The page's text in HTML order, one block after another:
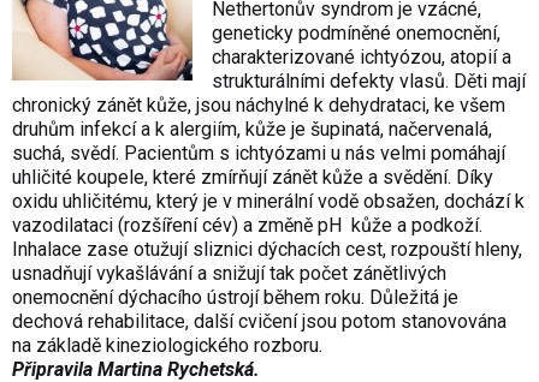
Nethertonův syndrom je vzácné,
geneticky podmíněné onemocnění,
charakterizované ichtyózou, atopií a
strukturálními defekty vlasů. Děti mají
chronický zánět kůže, jsou náchylné k dehydrataci, ke všem
druhům infekcí a k alergiím, kůže je šupinatá, načervenalá,
suchá, svědí. Pacientům s ichtyózami u nás velmi pomáhají
uhličité koupele, které zmírňují zánět kůže a svědění. Díky
oxidu uhličitému, který je v minerální vodě obsažen, dochází k
vazodilataci (rozšíření cév) a změně pH kůže a podkoží.
Inhalace zase otužují sliznici dýchacích cest, rozpouští hleny,
usnadňují vykašlávání a snižují tak počet zánětlivých
onemocnění dýchacího ústrojí během roku. Důležitá je
dechová rehabilitace, další cvičení jsou potom stanovována
na základě kineziologického rozboru.
Připravila Martina Rychetská.